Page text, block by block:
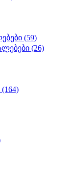
(59)
(26)
(164)